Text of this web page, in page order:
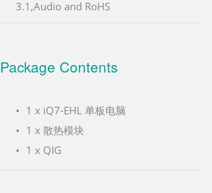
3.1,Audio and RoHS
Package Contents
1 x iQ7-EHL 单板电脑
1 x 散热模块
1 x QIG